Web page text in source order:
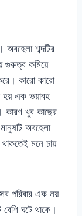
অবহেলা শব্দটির
গুরুত্ব কমিয়ে
কারো কারো
হয় এক ভয়াবহ
কারণ খুব কাছের
অবহেলা
মনে চায়
পরিবার এক নয়
বেশি ঘটে থাকে।